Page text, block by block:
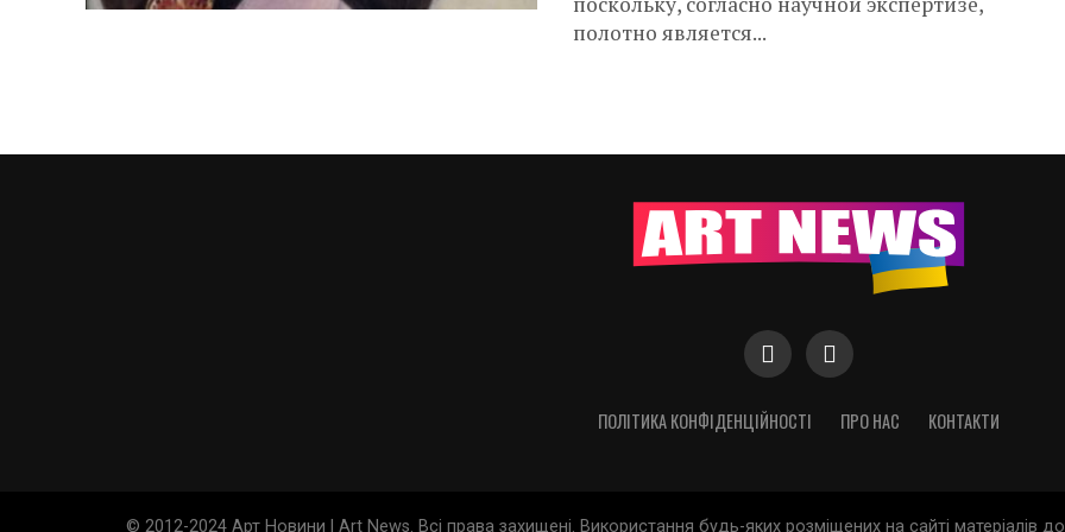
полотно является...
ПОЛІТИКА КОНФІДЕНЦІЙНОСТІ ПРО НАС КОНТАКТИ
© 2012-2024 Арт Новини | Art News. Всі права захищені. Використання будь-яких розміщених на сайті матеріалів